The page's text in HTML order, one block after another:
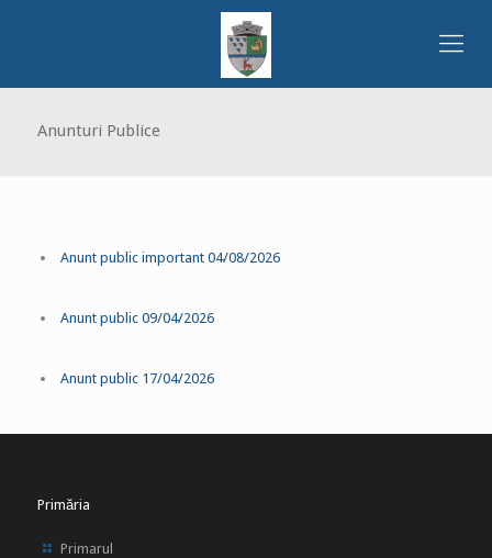
Anunturi Publice
Anunt public important 04/08/2026
Anunt public 09/04/2026
Anunt public 17/04/2026
Primăria
Primarul